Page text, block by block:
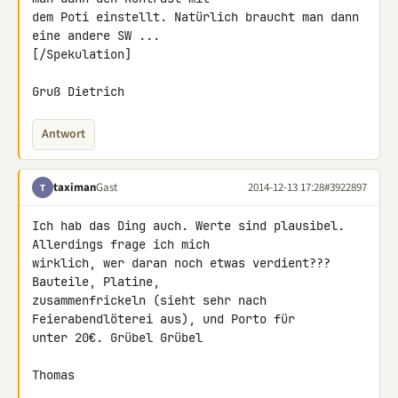
dem Poti einstellt. Natürlich braucht man dann
eine andere SW ...
[/Spekulation]
Gruß Dietrich
Antwort
T taximanGast 2014-12-13 17:28#3922897
Ich hab das Ding auch. Werte sind plausibel.
Allerdings frage ich mich
wirklich, wer daran noch etwas verdient???
Bauteile, Platine,
zusammenfrickeln (sieht sehr nach
Feierabendlöterei aus), und Porto für
unter 20€. Grübel Grübel
Thomas